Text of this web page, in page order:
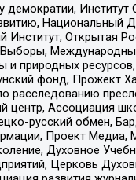
Национальный
Открытая
природных ресурсов,
фонд, Прожект
расследованию
центр, Ассоциация
русский обмен,
Проект Медиа,
Духовное
Церковь